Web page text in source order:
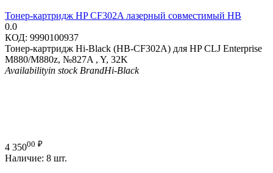
Тонер-картридж HP CF302A лазерный совместимый HB
0.0
КОД: 9990100937
Тонер-картридж Hi-Black (HB-CF302A) для HP CLJ Enterprise
M880/M880z, №827A , Y, 32K
Availabilityin stock BrandHi-Black
4 35000 ₽
Наличие: 8 шт.